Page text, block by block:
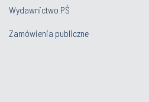
Wydawnictwo PŚ
Zamówienia publiczne